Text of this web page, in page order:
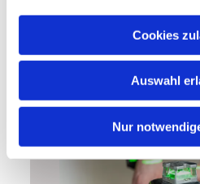
Cookies
Auswahl
Nur
MEHR ERFAHREN